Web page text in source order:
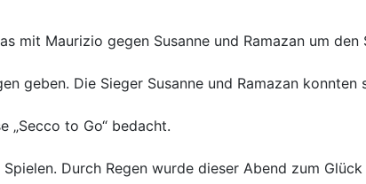
mit Maurizio gegen Susanne und Ramazan um den
geben. Die Sieger Susanne und Ramazan konnten
„Secco to Go“ bedacht.
Durch Regen wurde dieser Abend zum